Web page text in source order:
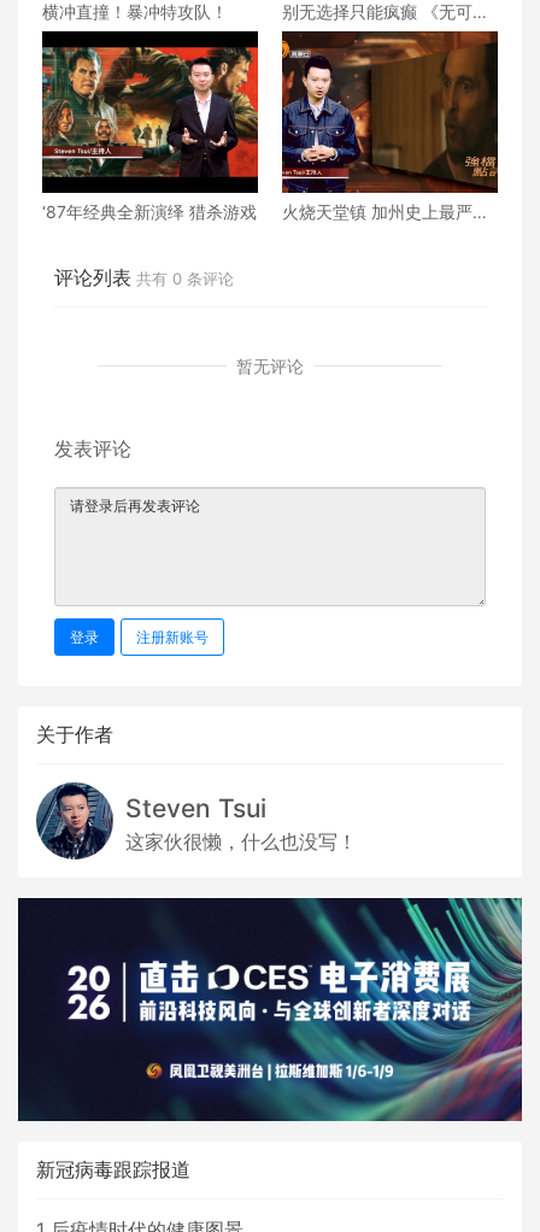
横冲直撞！暴冲特攻队！
别无选择只能疯癫 《无可奈
何》
‘87年经典全新演绎 猎杀游戏
火烧天堂镇 加州史上最严重
评论列表 共有 0 条评论
暂无评论
发表评论
登录 注册新账号
关于作者
Steven Tsui
这家伙很懒，什么也没写！
新冠病毒跟踪报道